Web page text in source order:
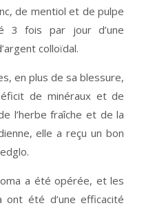
de mentiol et de pulpe
3 fois par jour d’une
colloïdal.
en plus de sa blessure,
de minéraux et de
l’herbe fraîche et de la
elle a reçu un bon
a été opérée, et les
ont été d’une efficacité